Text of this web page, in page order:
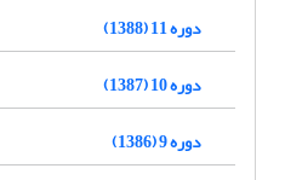
دوره 11 (1388)
دوره 10 (1387)
دوره 9 (1386)